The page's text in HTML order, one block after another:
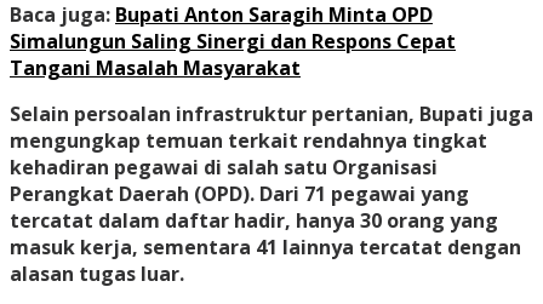
Baca juga: Bupati Anton Saragih Minta OPD
Simalungun Saling Sinergi dan Respons Cepat
Tangani Masalah Masyarakat
Selain persoalan infrastruktur pertanian, Bupati juga
mengungkap temuan terkait rendahnya tingkat
kehadiran pegawai di salah satu Organisasi
Perangkat Daerah (OPD). Dari 71 pegawai yang
tercatat dalam daftar hadir, hanya 30 orang yang
masuk kerja, sementara 41 lainnya tercatat dengan
alasan tugas luar.